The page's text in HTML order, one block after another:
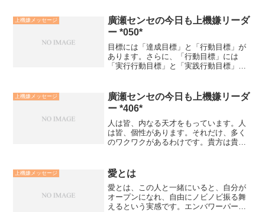
上機嫌メッセージ
廣瀬センセの今日も上機嫌リーダ
ー *050*
目標には「達成目標」と「行動目標」が
あります。さらに、「行動目標」には
「実行行動目標」と「実践行動目標」が
ならば、達成目標はHave目標 実行行動目
標はDo目標 実...
上機嫌メッセージ
廣瀬センセの今日も上機嫌リーダ
ー *406*
人は皆、内なる天才をもっています。人
は皆、個性があります。それだけ、多く
のワクワクがあるわけです。貴方は貴方
が自分自身という存在に対してもっとも
責任ある態度です。その生き...
上機嫌メッセージ 愛とは
愛とは、この人と一緒にいると、自分が
オープンになれ、自由にノビノビ振る舞
えるという実感です。エンバワーパーソ